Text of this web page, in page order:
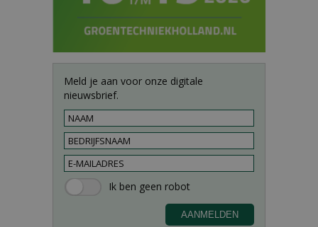
Meld je aan voor onze digitale
nieuwsbrief.